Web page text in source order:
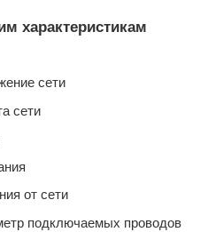
характеристикам
сети
сети
от сети
подключаемых проводов